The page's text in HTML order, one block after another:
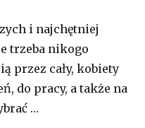
i najchętniej
trzeba nikogo
przez cały, kobiety
do pracy, a także na
…